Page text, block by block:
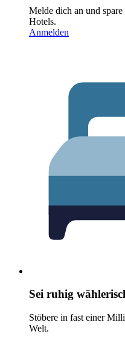
Melde dich an und
Hotels.
Anmelden
Sei ruhig
Stöbere in fast einer
Welt.